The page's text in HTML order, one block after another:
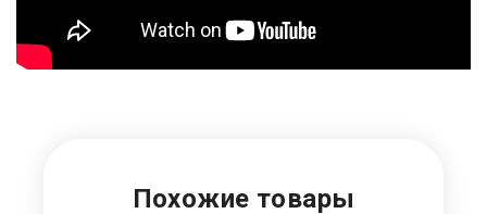
Похожие товары